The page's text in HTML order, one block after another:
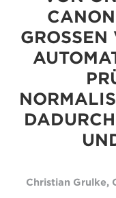
GROSSEN
ADURCH
ND
Christian Grulke,